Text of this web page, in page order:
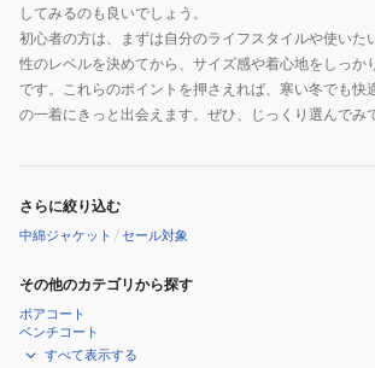
してみるのも良いでしょう。
初心者の方は、まずは自分のライフスタイルや使いた
性のレベルを決めてから、サイズ感や着心地をしっか
です。これらのポイントを押さえれば、寒い冬でも快
の一着にきっと出会えます。ぜひ、じっくり選んでみ
さらに絞り込む
中綿ジャケット /セール対象
その他のカテゴリから探す
ボアコート
ベンチコート
すべて表示する